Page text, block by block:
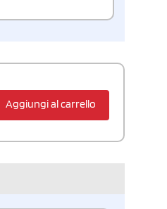
Aggiungi al carrello